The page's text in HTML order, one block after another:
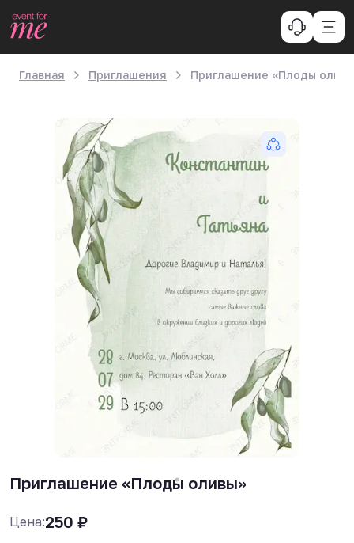
Главная Приглашения Приглашение «Плоды
Приглашение «Плоды оливы»
Цена:250 ₽